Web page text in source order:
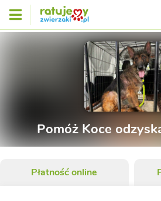
Pomóż Koce
Płatność online